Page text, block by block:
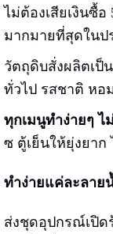
ไม่ต้องเสียเงินซื้
มากมายที่สุดในป
วัตถุดิบสั่งผลิตเป็
ทั่วไป รสชาติ หอ
ทุกเมนูทำง่ายๆ ไ
ซ ตู้เย็นให้ยุ่งยาก
ทำง่ายแค่ละลาย
ส่งชุดอุปกรณ์เปิด